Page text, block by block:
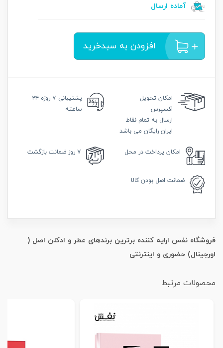
آماده ارسال
افزودن به سبدخرید
امکان تحویل
اکسپرس
ارسال به تمام نقاط
ایران رایگان می باشد
پشتیبانی
۷ روزه ۲۴
ساعته
امکان پرداخت در محل ۷ روز ضمانت بازگشت
ضمانت اصل بودن کالا
فروشگاه نفس ارایه کننده برترین برندهای عطر و ادکلن اصل (
اورجینال) حضوری و اینترنتی
محصولات مرتبط